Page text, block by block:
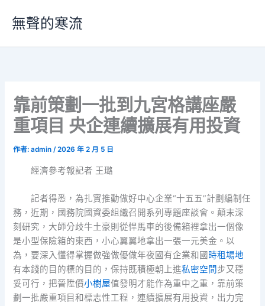
要
無聲的寒流
靠前策劃一批到九宮格講座嚴
重項目 央企連續擴展有用投資
作者:admin/2026 年 2 月 5 日
經濟參考報記者 王璐
記者得悉，為扎實推動做好中心企業“十五五”計劃編制任
務，近期，國務院國資委組織召開系列專題座談會。顛末深
刻研究，大師分歧牛土豪則從悍馬車的後備箱裡拿出一個像
是小型保險箱的東西，小心翼翼地拿出一張一元美金。以
為，要深入懂得掌握做強做優做年夜國有企業和國 時租場地
有本錢的目的標的目的，保持既積極朝上進私密空間步又穩
妥可行，把晉陞價小樹屋值發明才能作為重中之重，靠前策
劃一批嚴重項目和標志性工程，連續擴展有用投資，出力完